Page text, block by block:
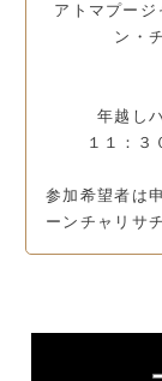
アトマプー
ン・
年越し
１１：
参加希望者は
ーンチャリサ